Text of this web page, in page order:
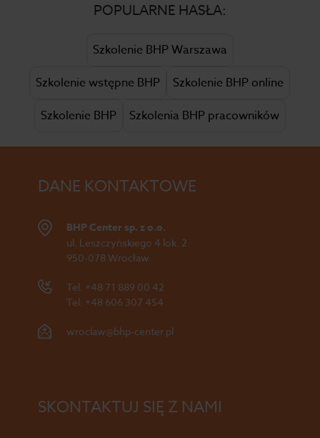
POPULARNE HASŁA:
Szkolenie BHP Warszawa
Szkolenie wstępne BHP
Szkolenie BHP online
Szkolenie BHP
Szkolenia BHP pracowników
DANE KONTAKTOWE
BHP Center sp. z o.o.
ul. Leszczyńskiego 4 lok. 2
950-078 Wrocław
Tel. +48 71 889 00 42
Tel. +48 606 307 454
wroclaw@bhp-center.pl
SKONTAKTUJ SIĘ Z NAMI